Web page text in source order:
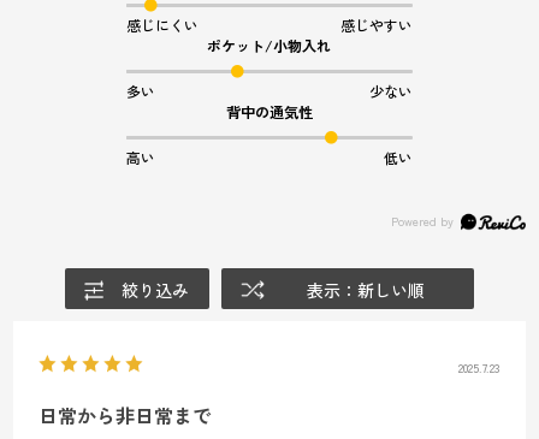
感じにくい
感じやすい
ポケット/小物入れ
多い
少ない
背中の通気性
高い 低い
絞り込み 表示：新しい順
2025.7.23
日常から非日常まで